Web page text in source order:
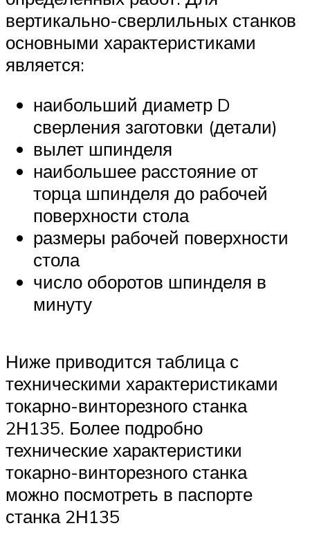
вертикально-сверлильных станков
основными характеристиками
является:
наибольший диаметр D
сверления заготовки (детали)
вылет шпинделя
наибольшее расстояние от
торца шпинделя до рабочей
поверхности стола
размеры рабочей поверхности
стола
число оборотов шпинделя в
минуту
Ниже приводится таблица с
техническими характеристиками
токарно-винторезного станка
2Н135. Более подробно
технические характеристики
токарно-винторезного станка
можно посмотреть в паспорте
станка 2Н135